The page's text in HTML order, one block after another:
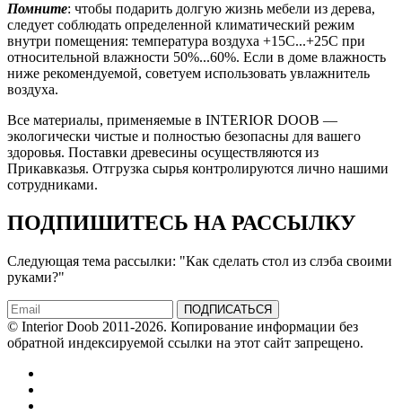
Помните: чтобы подарить долгую жизнь мебели из дерева,
следует соблюдать определенной климатический режим
внутри помещения: температура воздуха +15С...+25С при
относительной влажности 50%...60%. Если в доме влажность
ниже рекомендуемой, советуем использовать увлажнитель
воздуха.
Все материалы, применяемые в INTERIOR DOOB —
экологически чистые и полностью безопасны для вашего
здоровья. Поставки древесины осуществляются из
Прикавказья. Отгрузка сырья контролируются лично нашими
сотрудниками.
ПОДПИШИТЕСЬ НА РАССЫЛКУ
Следующая тема рассылки: "Как сделать стол из слэба своими
руками?"
ПОДПИСАТЬСЯ
© Interior Doob 2011-2026. Копирование информации без
обратной индексируемой ссылки на этот сайт запрещено.